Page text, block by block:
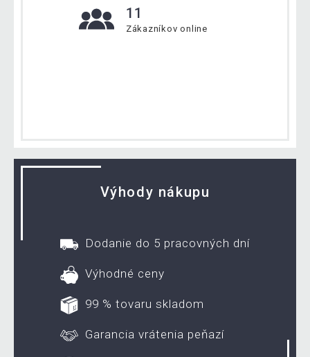
11
Zákazníkov online
Výhody nákupu
Dodanie do 5 pracovných dní
Výhodné ceny
99 % tovaru skladom
Garancia vrátenia peňazí